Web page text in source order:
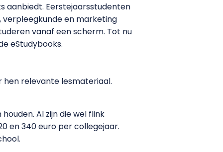
aanbiedt. Eerstejaarsstudenten
en marketing
vanaf een scherm. Tot nu
eStudybooks.
hen relevante lesmateriaal.
Al zijn die wel flink
en 340 euro per collegejaar.